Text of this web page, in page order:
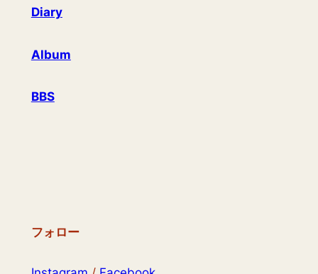
Diary
Album
BBS
フォロー